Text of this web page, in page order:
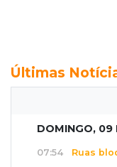
Últimas
DOMINGO, 09
07:54 Ruas